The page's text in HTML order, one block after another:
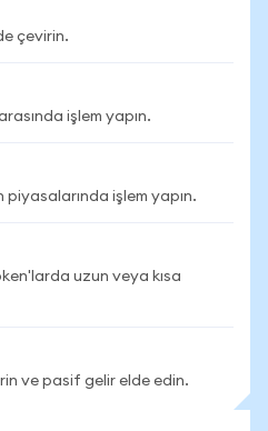
çevirin.
işlem yapın.
işlem yapın.
uzun veya kısa
ve pasif gelir elde edin.